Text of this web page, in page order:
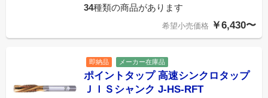
34種類の商品があります
希望小売価格 ￥6,430〜
即納品 メーカー在庫品
ポイントタップ 高速シンクロタップ
ＪＩＳシャンク J-HS-RFT